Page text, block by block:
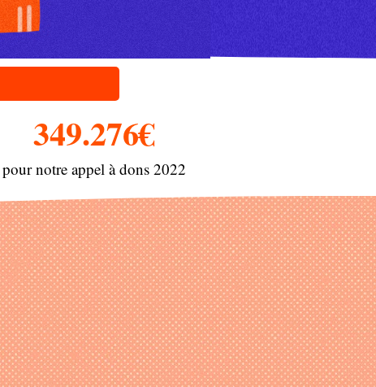
pour notre appel à dons 2022
349.276€